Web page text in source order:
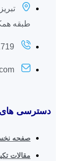
طبقه
دسترسی
صفحه
مقالات